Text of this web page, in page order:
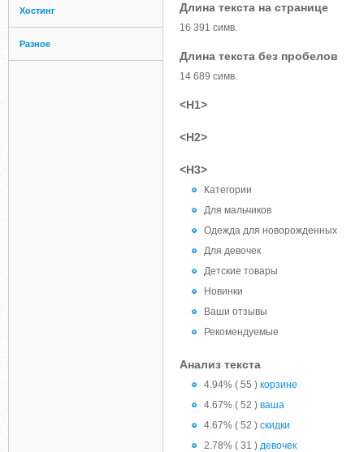
Хостинг
Разное
Длина текста на странице
16 391 симв.
Длина текста без пробелов
14 689 симв.
<H1>
<H2>
<H3>
Категории
Для мальчиков
Одежда для новорожденных
Для девочек
Детские товары
Новинки
Ваши отзывы
Рекомендуемые
Анализ текста
4.94% ( 55 ) корзине
4.67% ( 52 ) ваша
4.67% ( 52 ) скидки
2.78% ( 31 ) девочек